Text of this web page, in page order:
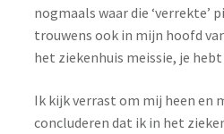
nogmaals waar die ‘verrekte’
trouwens ook in mijn hoofd
het ziekenhuis meissie, je hebt
Ik kijk verrast om mij heen en
concluderen dat ik in het